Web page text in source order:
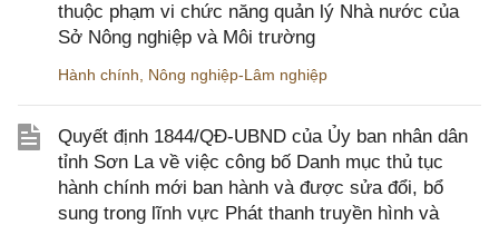
thuộc phạm vi chức năng quản lý Nhà nước của
Sở Nông nghiệp và Môi trường
Hành chính Nông nghiệp-Lâm nghiệp
Quyết định 1844/QĐ-UBND của Ủy ban nhân dân
tỉnh Sơn La về việc công bố Danh mục thủ tục
hành chính mới ban hành và được sửa đổi, bổ
sung trong lĩnh vực Phát thanh truyền hình và